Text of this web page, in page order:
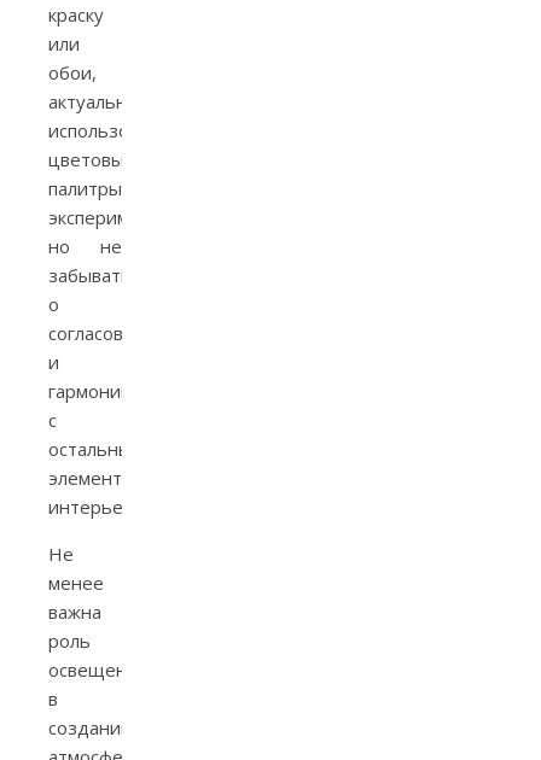
краску
или
обои,
актуально
использовать
цветовые
палитры,
экспериментировать,
но не
забывать
о
согласованности
и
гармонии
с
остальными
элементами
интерьера.
Не
менее
важна
роль
освещения
в
создании